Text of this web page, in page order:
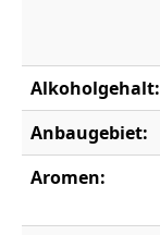
Alkoholgehalt:
Anbaugebiet:
Aromen: